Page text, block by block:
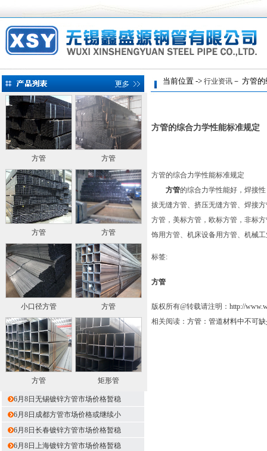
方管 方管
方管 方管
小口径方管 方管
方管 矩形管
6月8日无锡镀锌方管市场价格暂稳
6月8日成都方管市场价格或继续小
6月8日长春镀锌方管市场价格暂稳
6月8日上海镀锌方管市场价格暂稳
当前位置 -> 行业资讯 － 方管
方管的综合力学性能标准规定
方管的综合力学性能标准规定
方管的综合力学性能好，焊接
拔无缝方管、挤压无缝方管、焊接
方管，美标方管，欧标方管，非标
饰用方管、机床设备用方管、机械
标签:
方管
版权所有@转载请注明： http://
相关阅读： 方管：管道材料中不可